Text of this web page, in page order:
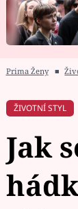
Prima Ženy ■
ŽIVOTNÍ STYL
Jak